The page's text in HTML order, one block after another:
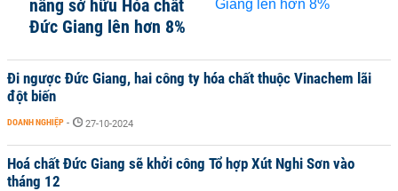
nâng sở hữu Hóa chất
Đức Giang lên hơn 8%
Đi ngược Đức Giang, hai công ty hóa chất thuộc Vinachem lãi
đột biến
DOANH NGHIỆP - 27-10-2024
Hoá chất Đức Giang sẽ khởi công Tổ hợp Xút Nghi Sơn vào
tháng 12